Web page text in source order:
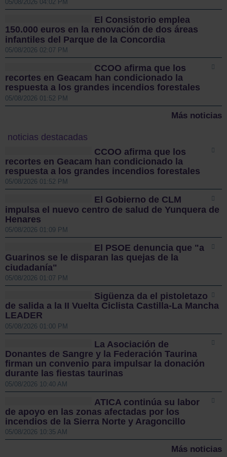
05/08/2026 04:02 PM
El Consistorio emplea
150.000 euros en la renovación de dos áreas
infantiles del Parque de la Concordia
05/08/2026 02:07 PM
CCOO afirma que los
recortes en Geacam han condicionado la
respuesta a los grandes incendios forestales
05/08/2026 01:52 PM
Más noticias
noticias destacadas
CCOO afirma que los
recortes en Geacam han condicionado la
respuesta a los grandes incendios forestales
05/08/2026 01:52 PM
El Gobierno de CLM
impulsa el nuevo centro de salud de Yunquera de
Henares
05/08/2026 01:09 PM
El PSOE denuncia que "a
Guarinos se le disparan las quejas de la
ciudadanía"
05/08/2026 01:07 PM
Sigüenza da el pistoletazo
de salida a la II Vuelta Ciclista Castilla-La Mancha
LEADER
05/08/2026 01:00 PM
La Asociación de
Donantes de Sangre y la Federación Taurina
firman un convenio para impulsar la donación
durante las fiestas taurinas
05/08/2026 10:40 AM
ATICA continúa su labor
de apoyo en las zonas afectadas por los
incendios de la Sierra Norte y Aragoncillo
05/08/2026 10:35 AM
Más noticias